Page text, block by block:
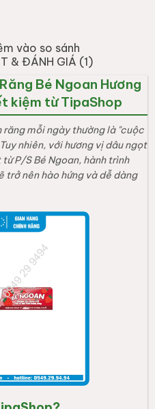
vào so sánh
& ĐÁNH GIÁ (1)
Bé Ngoan Hương
kiệm từ TipaShop
mỗi ngày thường là "cuộc
nhiên, với hương vị dâu ngọt
P/S Bé Ngoan, hành trình
trở nên hào hứng và dễ dàng